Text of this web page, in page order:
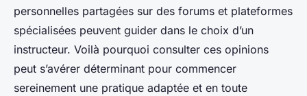
personnelles partagées sur des forums et plateformes
spécialisées peuvent guider dans le choix d’un
instructeur. Voilà pourquoi consulter ces opinions
peut s’avérer déterminant pour commencer
sereinement une pratique adaptée et en toute